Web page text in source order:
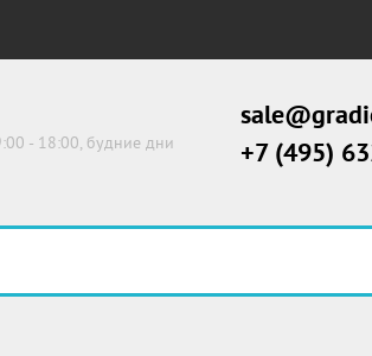
- 18:00, будние дни
+7 (495)